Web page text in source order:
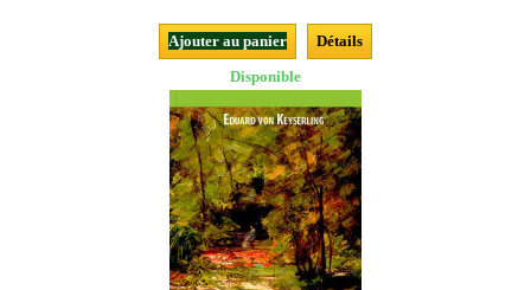
Ajouter au panier
Détails
Disponible